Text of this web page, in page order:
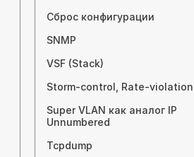
Сброс конфигурации
SNMP
VSF (Stack)
Storm-control, Rate-violation
Super VLAN как аналог IP
Unnumbered
Tcpdump